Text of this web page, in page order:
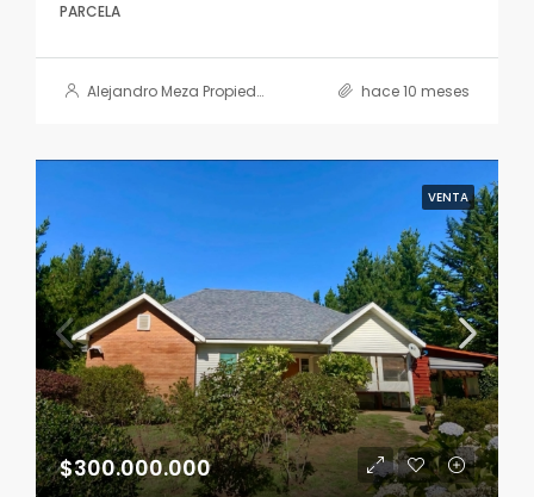
PARCELA
Alejandro Meza Propiedades hace 10 meses
VENTA
$300.000.000